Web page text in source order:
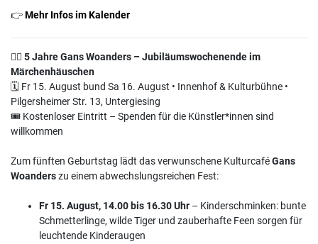
👉Mehr Infos im Kalender
🧙‍♀ 5 Jahre Gans Woanders – Jubiläumswochenende im
Märchenhäuschen
🗓 Fr 15. August bund Sa 16. August • Innenhof & Kulturbühne •
Pilgersheimer Str. 13, Untergiesing
🎟 Kostenloser Eintritt – Spenden für die Künstler*innen sind
willkommen
Zum fünften Geburtstag lädt das verwunschene KulturcaféGans
Woanderszu einem abwechslungsreichen Fest:
Fr 15. August, 14.00 bis 16.30 Uhr – Kinderschminken: bunte
Schmetterlinge, wilde Tiger und zauberhafte Feen sorgen für
leuchtende Kinderaugen